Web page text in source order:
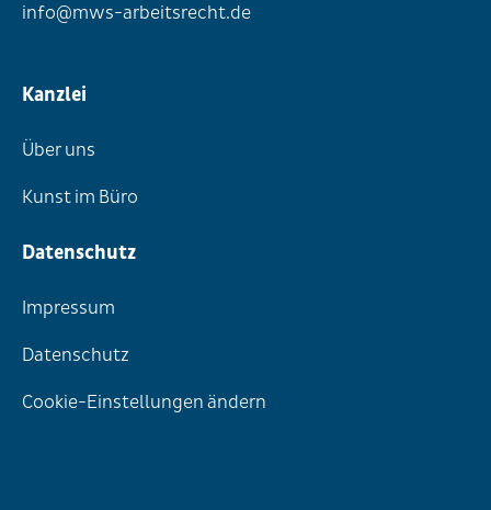
info@mws-arbeitsrecht.de
Kanzlei
Über uns
Kunst im Büro
Datenschutz
Impressum
Datenschutz
Cookie-Einstellungen ändern